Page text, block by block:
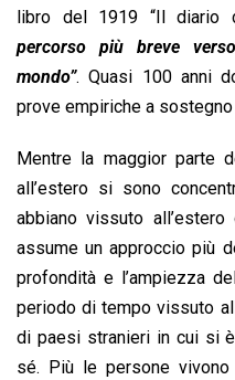
libro del 1919 “Il diario
percorso più breve
mondo”. Quasi 100 anni
prove empiriche a sostegno
Mentre la maggior parte
all’estero si sono
abbiano vissuto
assume un approccio più
profondità e l’ampiezza
periodo di tempo vissuto
di paesi stranieri in cui si
sé. Più le persone